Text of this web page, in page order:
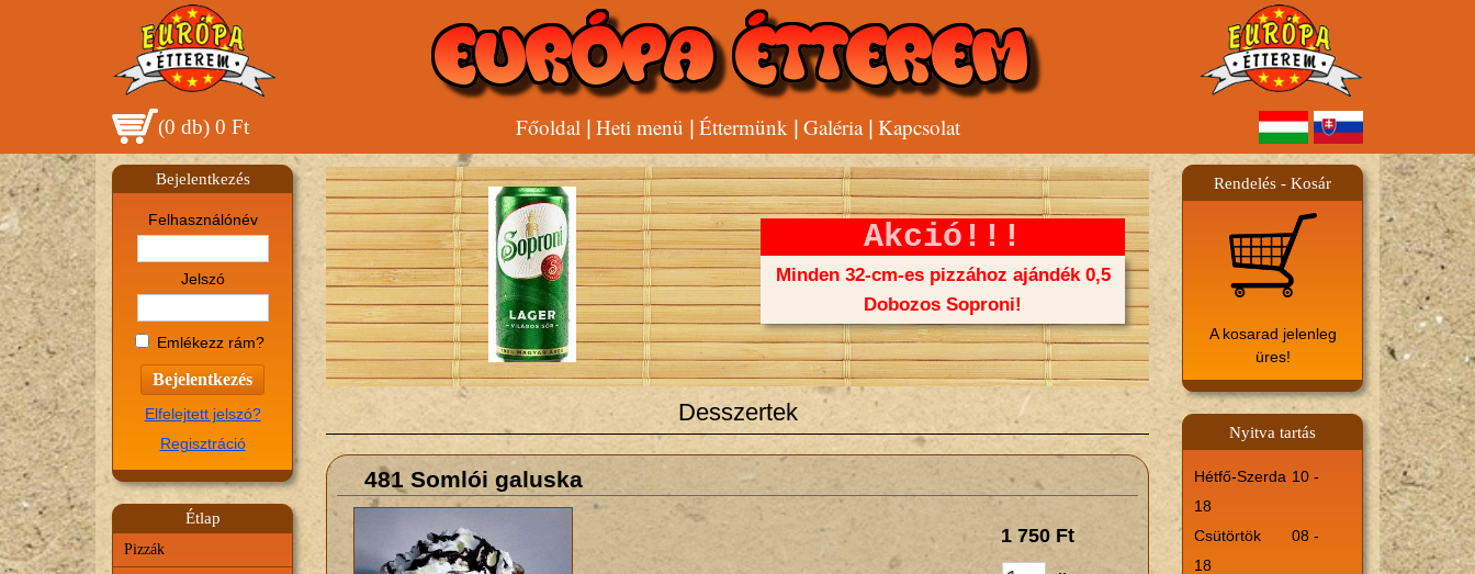
(0 db) 0 Ft Főoldal Heti menü Éttermünk Galéria Kapcsolat
Bejelentkezés
Felhasználónév
Jelszó
Emlékezz rám?
Elfelejtett jelszó?
Regisztráció
Étlap
Pizzák
Akció!!!
Minden 32-cm-es pizzához ajándék 0,5
Dobozos Soproni!
Desszertek
481 Somlói galuska
1 750 Ft
Rendelés - Kosár
A kosarad jelenleg
üres!
Nyitva tartás
Hétfő-Szerda 10 -
18
Csütörtök
08 -
18